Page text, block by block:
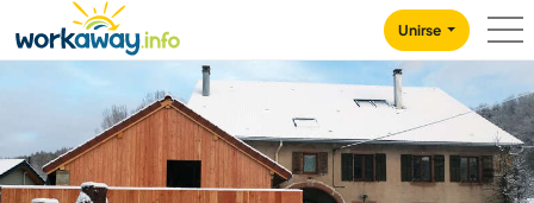
CONTENT
MAIN NAVIGATION
Unirse